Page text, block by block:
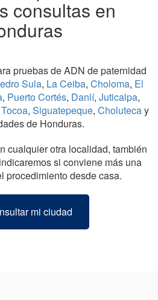
consultas en
pruebas de ADN de paternidad
Sula, La Ceiba, Choloma, El
, Puerto Cortés, Danlí, Juticalpa,
Tocoa, Siguatepeque, Cholutecay
de Honduras.
cualquier otra localidad, también
si conviene más una
procedimiento desde casa.
mi ciudad